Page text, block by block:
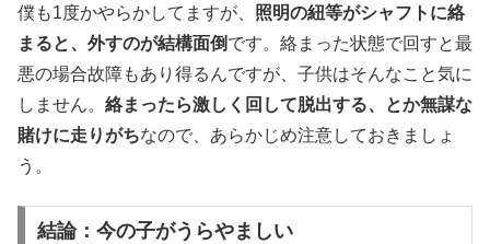
僕も1度かやらかしてますが、 照明の紐等がシャフトに絡
まると、外すのが結構面倒です。絡まった状態で回すと最
悪の場合故障もあり得るんですが、子供はそんなこと気に
しません。 絡まったら激しく回して脱出する、とか無謀な
賭けに走りがちなので、あらかじめ注意しておきましょ
う。
結論：今の子がうらやましい